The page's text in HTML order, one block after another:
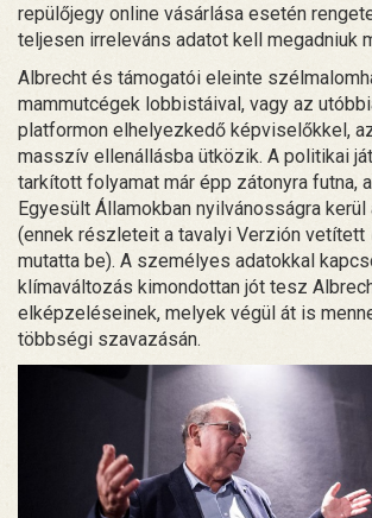
repülőjegy online vásárlása esetén
teljesen irreleváns adatot kell megadniuk
Albrecht és támogatói eleinte
mammutcégek lobbistáival, vagy az
platformon elhelyezkedő képviselőkkel,
masszív ellenállásba ütközik. A politikai
tarkított folyamat már épp zátonyra futna,
Egyesült Államokban nyilvánosságra
(ennek részleteit a tavalyi Verzión vetített
mutatta be). A személyes adatokkal
klímaváltozás kimondottan jót tesz
elképzeléseinek, melyek végül át is
többségi szavazásán.